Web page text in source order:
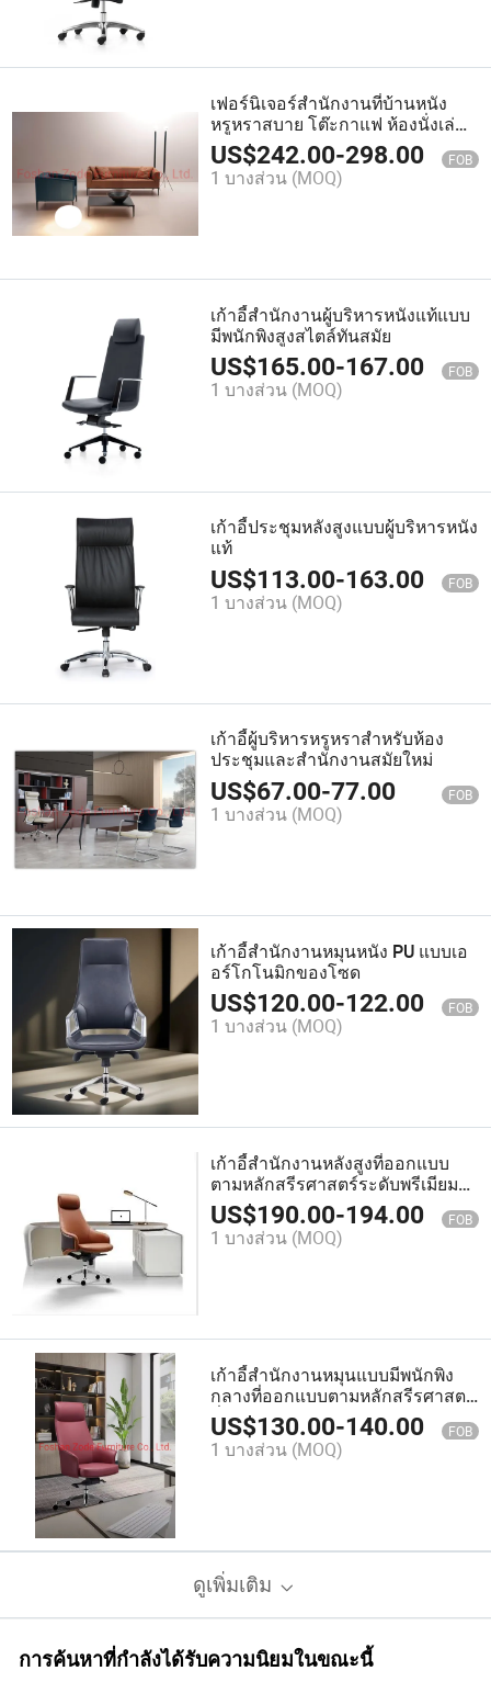
เฟอร์นิเจอร์สำนักงานที่บ้านหนัง
หรูหราสบาย โต๊ะกาแฟ ห้องนั่งเล่น
โซฟา
US$242.00-298.00 FOB
1 บางส่วน (MOQ)
เก้าอี้สำนักงานผู้บริหารหนังแท้แบบ
มีพนักพิงสูงสไตล์ทันสมัย
US$165.00-167.00 FOB
1 บางส่วน (MOQ)
เก้าอี้ประชุมหลังสูงแบบผู้บริหารหนัง
แท้
US$113.00-163.00 FOB
1 บางส่วน (MOQ)
เก้าอี้ผู้บริหารหรูหราสำหรับห้อง
ประชุมและสำนักงานสมัยใหม่
US$67.00-77.00 FOB
1 บางส่วน (MOQ)
เก้าอี้สำนักงานหมุนหนัง PU แบบเอ
อร์โกโนมิกของโซด
US$120.00-122.00 FOB
1 บางส่วน (MOQ)
เก้าอี้สำนักงานหลังสูงที่ออกแบบ
ตามหลักสรีรศาสตร์ระดับพรีเมียม
สำหรับผู้บริหาร
US$190.00-194.00 FOB
1 บางส่วน (MOQ)
เก้าอี้สำนักงานหมุนแบบมีพนักพิง
กลางที่ออกแบบตามหลักสรีรศาสตร์
ที่สะดวกสบาย
US$130.00-140.00 FOB
1 บางส่วน (MOQ)
ดูเพิ่มเติม
การค้นหาที่กำลังได้รับความนิยมในขณะนี้